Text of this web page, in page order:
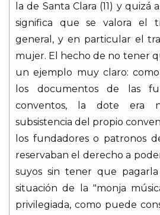
la de Santa Clara (11) y quizá
significa que se valora el
general, y en particular el
mujer. El hecho de no tener
un ejemplo muy claro:
los documentos de las
conventos, la dote era
subsistencia del propio
los fundadores o patronos
reservaban el derecho a
suyos sin tener que
situación de la "monja
privilegiada, como puede